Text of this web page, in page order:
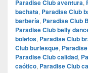
Paradise Club aventura,
bachata, Paradise Club
barbería, Paradise Club
Paradise Club belly
boletos, Paradise Club
Club burlesque,
Paradise Club calidad,
caótico, Paradise Club